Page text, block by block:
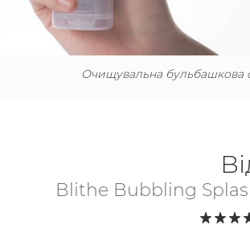
Очищувальна бульбашкова
Blithe Bubbling